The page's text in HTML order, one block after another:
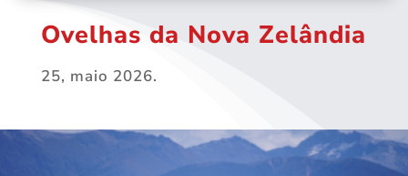
Ovelhas da Nova Zelândia
25, maio 2026.